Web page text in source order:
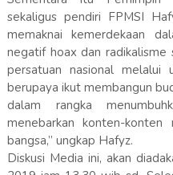
sekaligus pendiri FPMSI
memaknai kemerdekaan
negatif hoax dan radikalisme
persatuan nasional melalui
berupaya ikut membangun
dalam rangka
menebarkan konten-
bangsa,” ungkap Hafyz.
Diskusi Media ini, akan